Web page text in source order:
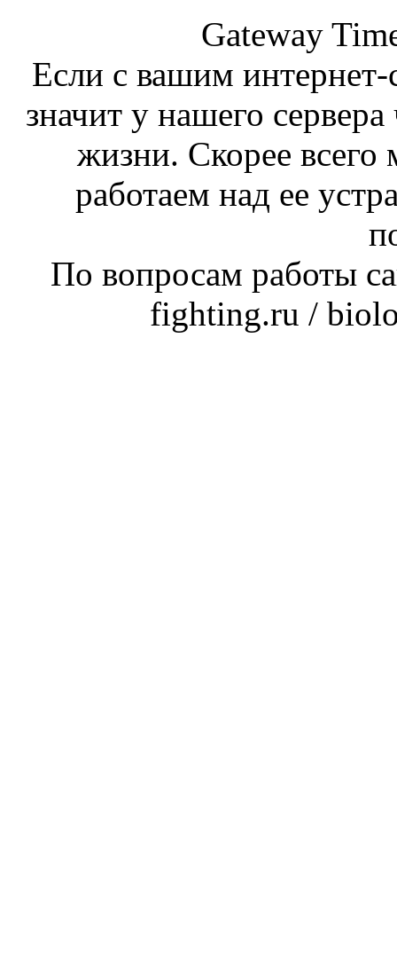
Gateway
Если с вашим интернет-
значит у нашего
жизни. Скорее
работаем над ее
По вопросам работы
fighting.ru /